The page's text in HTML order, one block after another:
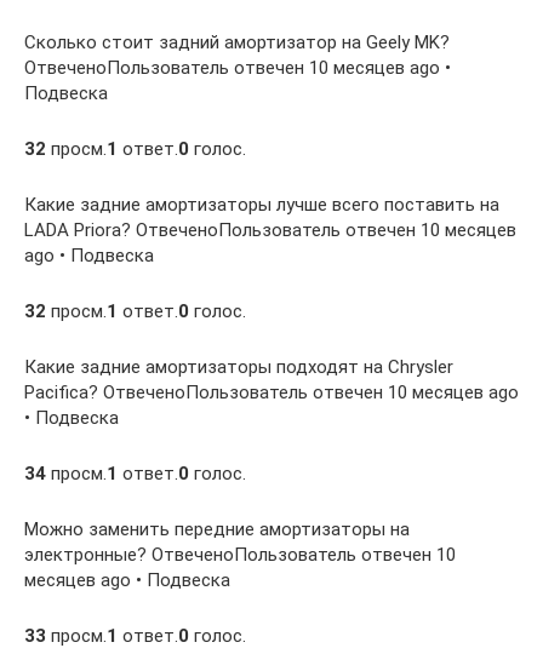
Сколько стоит задний амортизатор на Geely MK?
ОтвеченоПользователь отвечен 10 месяцев ago •
Подвеска
32 просм.1 ответ.0 голос.
Какие задние амортизаторы лучше всего поставить на
LADA Priora? ОтвеченоПользователь отвечен 10 месяцев
ago • Подвеска
32 просм.1 ответ.0 голос.
Какие задние амортизаторы подходят на Chrysler
Pacifica? ОтвеченоПользователь отвечен 10 месяцев ago
• Подвеска
34 просм.1 ответ.0 голос.
Можно заменить передние амортизаторы на
электронные? ОтвеченоПользователь отвечен 10
месяцев ago • Подвеска
33 просм.1 ответ.0 голос.